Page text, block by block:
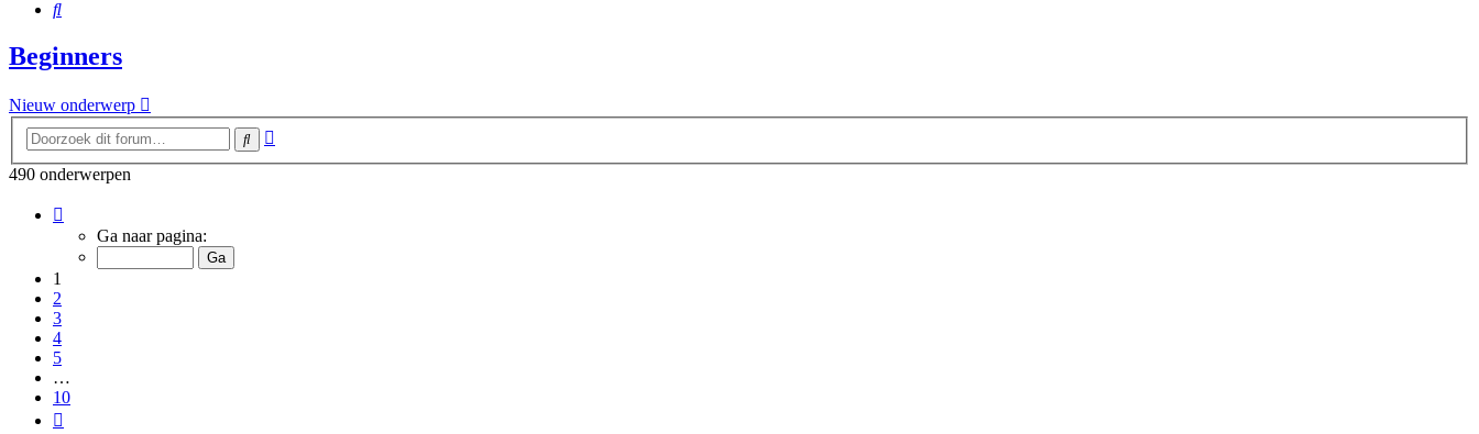
Zoek
Beginners
Nieuw onderwerp
Zoek
490 onderwerpen
van
Ga naar pagina:
1
2
3
4
5
…
10